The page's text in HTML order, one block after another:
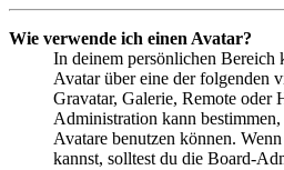
Wie verwende ich einen Avatar?
In deinem persönlichen Bereich
Avatar über eine der folgenden
Gravatar, Galerie, Remote oder
Administration kann
Avatare benutzen können.
kannst, solltest du die Board-